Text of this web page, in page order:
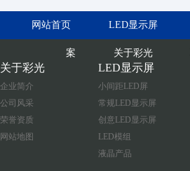
网站首页 LED显示屏
案 关于彩光
关于彩光
企业简介
公司风采
荣誉资质
网站地图
LED显示屏
小间距LED屏
常规LED显示屏
创意LED显示屏
LED模组
液晶产品